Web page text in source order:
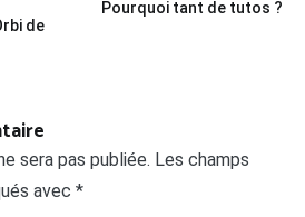
de
Pourquoi tant de tutos ?
sera pas publiée. Les champs
avec *